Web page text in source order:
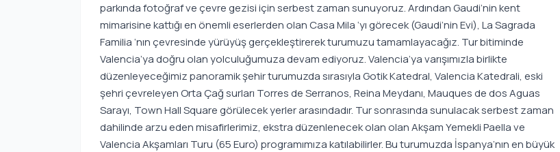
parkında fotoğraf ve çevre gezisi için serbest zaman sunuyoruz. Ardından Gaudi’nin kent
mimarisine kattığı en önemli eserlerden olan Casa Mila ‘yı görecek (Gaudi’nin Evi), La Sagrada
Familia ‘nın çevresinde yürüyüş gerçekleştirerek turumuzu tamamlayacağız. Tur bitiminde
Valencia’ya doğru olan yolculuğumuza devam ediyoruz. Valencia’ya varışımızla birlikte
düzenleyeceğimiz panoramik şehir turumuzda sırasıyla Gotik Katedral, Valencia Katedrali, eski
şehri çevreleyen Orta Çağ surları Torres de Serranos, Reina Meydanı, Mauques de dos Aguas
Sarayı, Town Hall Square görülecek yerler arasındadır. Tur sonrasında sunulacak serbest zaman
dahilinde arzu eden misafirlerimiz, ekstra düzenlenecek olan olan Akşam Yemekli Paella ve
Valencia Akşamları Turu (65 Euro) programımıza katılabilirler. Bu turumuzda İspanya’nın en büyük